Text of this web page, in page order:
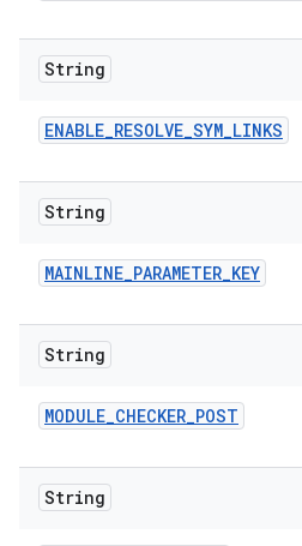
String
ENABLE_RESOLVE_SYM_LINKS
String
MAINLINE_PARAMETER_KEY
String
MODULE_CHECKER_POST
String